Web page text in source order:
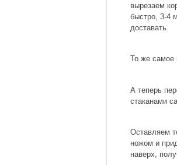
вырезаем
быстро, 3-4
доставать.
То же самое
А теперь
стаканами
Оставляем
ножом и
наверх,